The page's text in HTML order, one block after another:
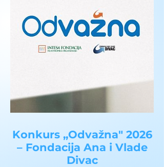
Konkurs „Odvažna" 2026
– Fondacija Ana i Vlade
Divac